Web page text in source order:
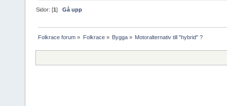
Sidor: [1]Gå upp
Folkrace forum » Folkrace» Bygga» Motoralternativ till "hybrid" ?